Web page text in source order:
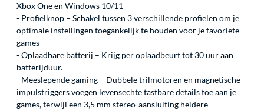
Xbox One en Windows 10/11
- Profielknop – Schakel tussen 3 verschillende profielen om je
optimale instellingen toegankelijk te houden voor je favoriete
games
- Oplaadbare batterij – Krijg per oplaadbeurt tot 30 uur aan
batterijduur.
- Meeslepende gaming – Dubbele trilmotoren en magnetische
impulstriggers voegen levensechte tastbare details toe aan je
games, terwijl een 3,5 mm stereo-aansluiting heldere